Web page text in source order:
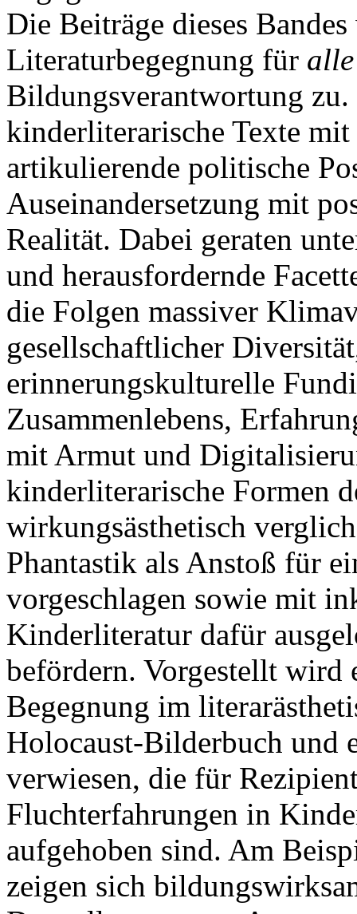
Die Beiträge dieses
Literaturbegegnung für
Bildungsverantwortung
kinderliterarische Texte
artikulierende politische
Auseinandersetzung mit
Realität. Dabei geraten
und herausfordernde
die Folgen massiver
gesellschaftlicher
erinnerungskulturelle
Zusammenlebens,
mit Armut und
kinderliterarische Formen
wirkungsästhetisch
Phantastik als Anstoß für
vorgeschlagen sowie mit
Kinderliteratur dafür
befördern. Vorgestellt wird
Begegnung im
Holocaust-Bilderbuch und
verwiesen, die für
Fluchterfahrungen in
aufgehoben sind. Am
zeigen sich